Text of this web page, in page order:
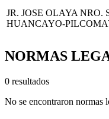
JR. JOSE OLAYA NRO.
HUANCAYO-
NORMAS
0 resultados
No se encontraron normas